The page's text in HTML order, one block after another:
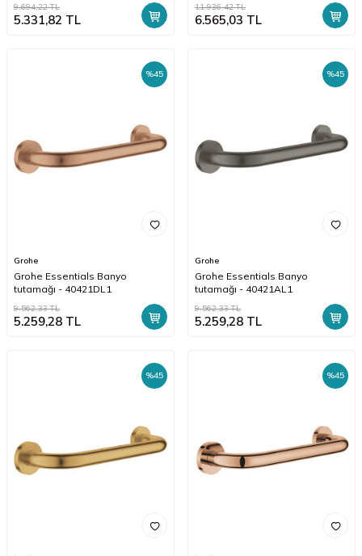
9.694,22TL
5.331,82 TL
11.936,42TL
6.565,03 TL
%45
Grohe
Grohe Essentials Banyo
tutamağı - 40421DL1
9.562,33TL
5.259,28 TL
%45
Grohe
Grohe Essentials Banyo
tutamağı - 40421AL1
9.562,33TL
5.259,28 TL
%45 %45